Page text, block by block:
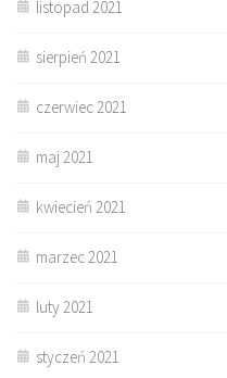
listopad 2021
sierpień 2021
czerwiec 2021
maj 2021
kwiecień 2021
marzec 2021
luty 2021
styczeń 2021